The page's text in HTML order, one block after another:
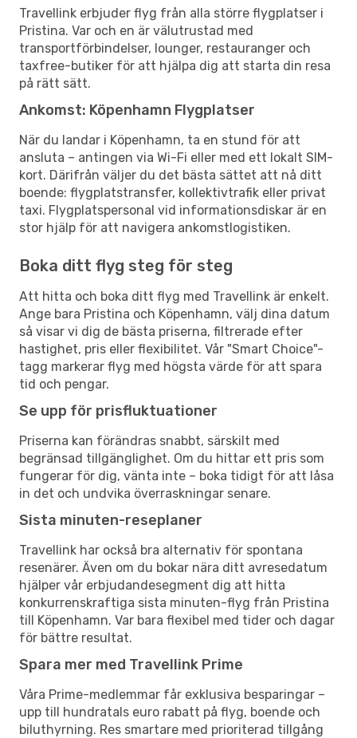
Travellink erbjuder flyg från alla större flygplatser i
Pristina. Var och en är välutrustad med
transportförbindelser, lounger, restauranger och
taxfree-butiker för att hjälpa dig att starta din resa
på rätt sätt.
Ankomst: Köpenhamn Flygplatser
När du landar i Köpenhamn, ta en stund för att
ansluta – antingen via Wi-Fi eller med ett lokalt SIM-
kort. Därifrån väljer du det bästa sättet att nå ditt
boende: flygplatstransfer, kollektivtrafik eller privat
taxi. Flygplatspersonal vid informationsdiskar är en
stor hjälp för att navigera ankomstlogistiken.
Boka ditt flyg steg för steg
Att hitta och boka ditt flyg med Travellink är enkelt.
Ange bara Pristina och Köpenhamn, välj dina datum
så visar vi dig de bästa priserna, filtrerade efter
hastighet, pris eller flexibilitet. Vår "Smart Choice"-
tagg markerar flyg med högsta värde för att spara
tid och pengar.
Se upp för prisfluktuationer
Priserna kan förändras snabbt, särskilt med
begränsad tillgänglighet. Om du hittar ett pris som
fungerar för dig, vänta inte – boka tidigt för att låsa
in det och undvika överraskningar senare.
Sista minuten-reseplaner
Travellink har också bra alternativ för spontana
resenärer. Även om du bokar nära ditt avresedatum
hjälper vår erbjudandesegment dig att hitta
konkurrenskraftiga sista minuten-flyg från Pristina
till Köpenhamn. Var bara flexibel med tider och dagar
för bättre resultat.
Spara mer med Travellink Prime
Våra Prime-medlemmar får exklusiva besparingar –
upp till hundratals euro rabatt på flyg, boende och
biluthyrning. Res smartare med prioriterad tillgång